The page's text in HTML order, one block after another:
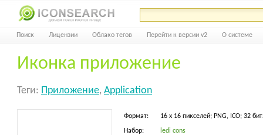
Поиск Лицензии Облако тегов Перейти к версии v2 О системе
Иконка приложение
Теги: Приложение, Application
Формат: 16 x 16 пикселей; PNG, ICO; 32
Набор: ledi cons